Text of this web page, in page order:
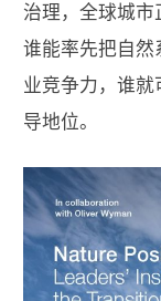
治理，全球城市
谁能率先把自然
业竞争力，谁
导地位。